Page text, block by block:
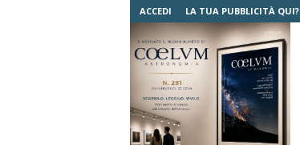
ACCEDI LA TUA PUBBLICITÀ QUI?